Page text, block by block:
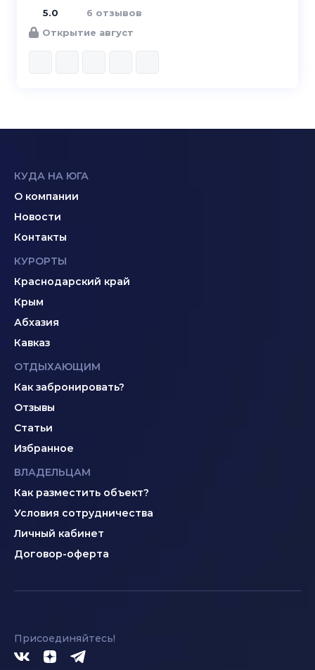
5.0
6 отзывов
Открытие август
КУДА НА ЮГА
О компании
Новости
Контакты
КУРОРТЫ
Краснодарский край
Крым
Абхазия
Кавказ
ОТДЫХАЮЩИМ
Как забронировать?
Отзывы
Статьи
Избранное
ВЛАДЕЛЬЦАМ
Как разместить объект?
Условия сотрудничества
Личный кабинет
Договор-оферта
Присоединяйтесь!